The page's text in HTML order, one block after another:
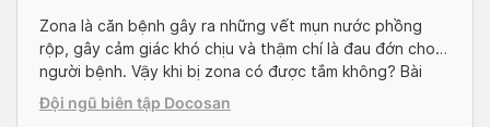
an toàn
Zona là căn bệnh gây ra những vết mụn nước phồng
rộp, gây cảm giác khó chịu và thậm chí là đau đớn cho
người bệnh. Vậy khi bị zona có được tắm không? Bài
viết dưới của Docosan đây sẽ giải đáp câu hỏi trên và
hướng dẫn một số cách tắm an toàn […]
Đội ngũ biên tập Docosan